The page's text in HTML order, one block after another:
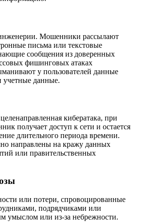
Мошенники рассылают
письма или текстовые
сообщения из доверенных
фишинговых атаках
у пользователей данные
учетные данные.
кибератака, при
получает доступ к сети и остается
длительного периода времени.
направлены на кражу данных
или правительственных
или потери, спровоцированные
подрядчиками или
умыслом или из-за небрежности.